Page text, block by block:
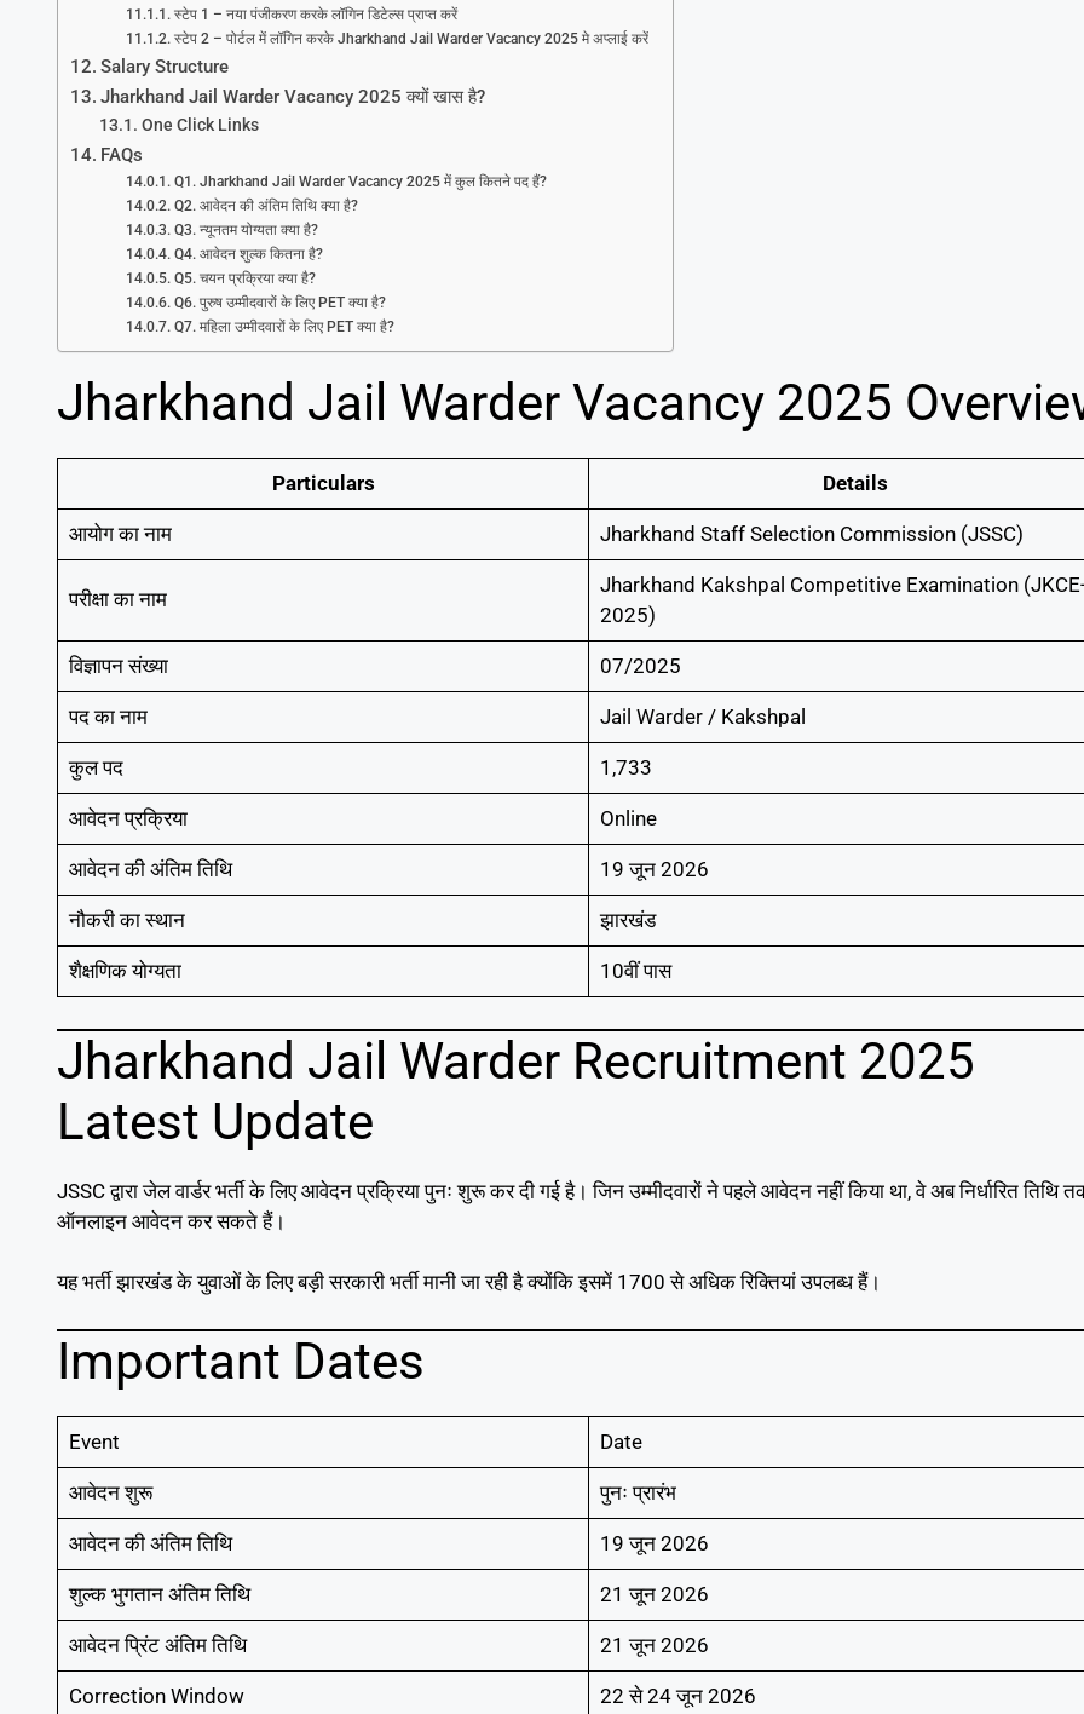
स्टेप 1 – नया पंजीकरण करके लॉगिन डिटेल्स प्राप्त करें
स्टेप 2 – पोर्टल में लॉगिन करके Jharkhand Jail Warder Vacancy 2025 मे अप्लाई करें
Salary Structure
Jharkhand Jail Warder Vacancy 2025 क्यों खास है?
One Click Links
FAQs
Q1. Jharkhand Jail Warder Vacancy 2025 में कुल कितने पद हैं?
Q2. आवेदन की अंतिम तिथि क्या है?
Q3. न्यूनतम योग्यता क्या है?
Q4. आवेदन शुल्क कितना है?
Q5. चयन प्रक्रिया क्या है?
Q6. पुरुष उम्मीदवारों के लिए PET क्या है?
Q7. महिला उम्मीदवारों के लिए PET क्या है?
Jharkhand Jail Warder Vacancy 2025
Particulars Details
आयोग का नाम Jharkhand Staff Selection Commission (JSSC)
परीक्षा का नाम
Jharkhand Kakshpal Competitive Examination
2025)
विज्ञापन संख्या 07/2025
पद का नाम Jail Warder / Kakshpal
कुल पद 1,733
आवेदन प्रक्रिया Online
आवेदन की अंतिम तिथि 19 जून 2026
नौकरी का स्थान झारखंड
शैक्षणिक योग्यता 10वीं पास
Jharkhand Jail Warder Recruitment 2025
Latest Update
JSSC द्वारा जेल वार्डर भर्ती के लिए आवेदन प्रक्रिया पुनः शुरू कर दी गई है। जिन उम्मीदवारों ने पहले आवेदन नहीं किया था, वे अब निर्धारित तिथि
ऑनलाइन आवेदन कर सकते हैं।
यह भर्ती झारखंड के युवाओं के लिए बड़ी सरकारी भर्ती मानी जा रही है क्योंकि इसमें 1700 से अधिक रिक्तियां उपलब्ध हैं।
Important Dates
Event Date
आवेदन शुरू पुनः प्रारंभ
आवेदन की अंतिम तिथि 19 जून 2026
शुल्क भुगतान अंतिम तिथि 21 जून 2026
आवेदन प्रिंट अंतिम तिथि 21 जून 2026
Correction Window 22 से 24 जून 2026